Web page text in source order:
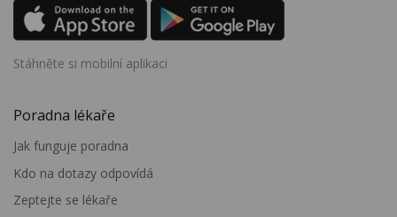
Stáhněte si mobilní aplikaci
Poradna lékaře
Jak funguje poradna
Kdo na dotazy odpovídá
Zeptejte se lékaře